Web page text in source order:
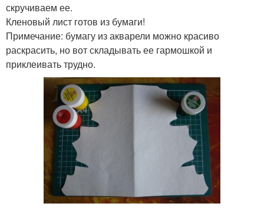
скручиваем ее.
Кленовый лист готов из бумаги!
Примечание: бумагу из акварели можно красиво
раскрасить, но вот складывать ее гармошкой и
приклеивать трудно.